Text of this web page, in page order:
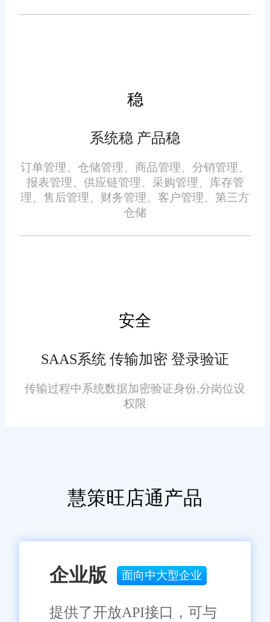
售后退款、退货换货订单处
订单类型，区分仅退款、退货退
今年多平台电商ERP软件怎
么提升订单处理效率?电商ERP软
件对订单效率的提升，商家只需
依托系统优化订单归集、拆分、
免责声明：本网站尽可能确保发布信息的准确性与可靠性，但不能
容，包括但不限于文字、图片、标识、广告、商标、域名等，除特
单位或个人认为本网站中的网页或链接内容可能存在不实内容或涉
嫌侵犯知识产权时，请及时与我们联系，并提供身份证明、权属证
明及详细不实或侵权情况证明，我们将尽快处理。
稳
系统稳 产品稳
订单管理、仓储管理、商品管理、分销管理、
报表管理、供应链管理、采购管理、库存管
理、售后管理、财务管理、客户管理、第三方
仓储
安全
SAAS系统 传输加密 登录验证
传输过程中系统数据加密验证身份,分岗位设
权限
慧策旺店通产品
企业版 面向中大型企业
提供了开放API接口，可与